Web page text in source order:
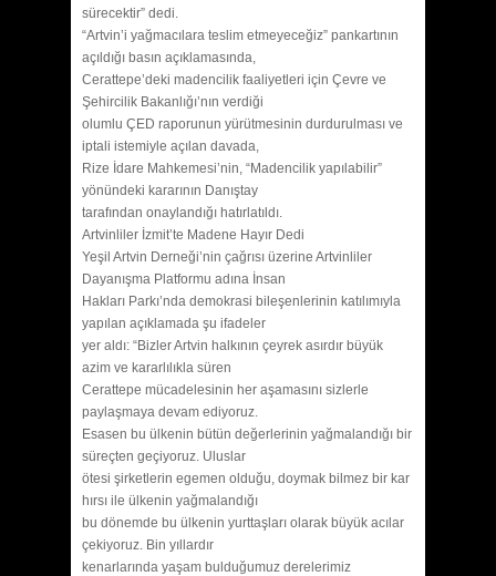
sürecektir” dedi.
“Artvin’i yağmacılara teslim etmeyeceğiz” pankartının
açıldığı basın açıklamasında,
Cerattepe’deki madencilik faaliyetleri için Çevre ve
Şehircilik Bakanlığı’nın verdiği
olumlu ÇED raporunun yürütmesinin durdurulması ve
iptali istemiyle açılan davada,
Rize İdare Mahkemesi’nin, “Madencilik yapılabilir”
yönündeki kararının Danıştay
tarafından onaylandığı hatırlatıldı.
Artvinliler İzmit’te Madene Hayır Dedi
Yeşil Artvin Derneği’nin çağrısı üzerine Artvinliler
Dayanışma Platformu adına İnsan
Hakları Parkı’nda demokrasi bileşenlerinin katılımıyla
yapılan açıklamada şu ifadeler
yer aldı: “Bizler Artvin halkının çeyrek asırdır büyük
azim ve kararlılıkla süren
Cerattepe mücadelesinin her aşamasını sizlerle
paylaşmaya devam ediyoruz.
Esasen bu ülkenin bütün değerlerinin yağmalandığı bir
süreçten geçiyoruz. Uluslar
ötesi şirketlerin egemen olduğu, doymak bilmez bir kar
hırsı ile ülkenin yağmalandığı
bu dönemde bu ülkenin yurttaşları olarak büyük acılar
çekiyoruz. Bin yıllardır
kenarlarında yaşam bulduğumuz derelerimiz